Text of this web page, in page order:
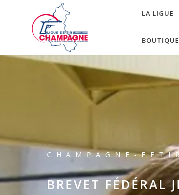
LA LIGUE
BOUTIQUE
CHAMPAGNE-
BREVET FÉDÉRAL